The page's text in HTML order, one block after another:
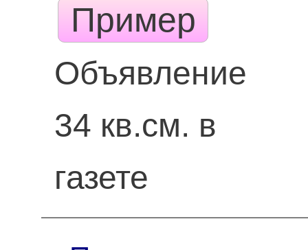
Пример
Объявление
34 кв.см. в
газете